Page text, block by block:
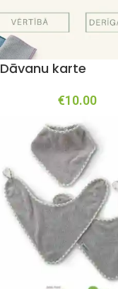
Dāvanu karte
€10.00